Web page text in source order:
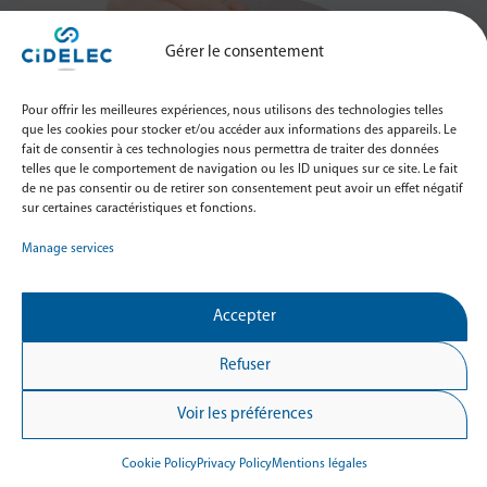
Gérer le consentement
Pour offrir les meilleures expériences, nous utilisons des technologies telles
que les cookies pour stocker et/ou accéder aux informations des appareils. Le
fait de consentir à ces technologies nous permettra de traiter des données
telles que le comportement de navigation ou les ID uniques sur ce site. Le fait
de ne pas consentir ou de retirer son consentement peut avoir un effet négatif
sur certaines caractéristiques et fonctions.
Manage services
Accepter
Refuser
Voir les préférences
Cookie PolicyPrivacy PolicyMentions légales
Please contact our Regulatory Compliance team
if you have any questions about our policies.
For all other requests